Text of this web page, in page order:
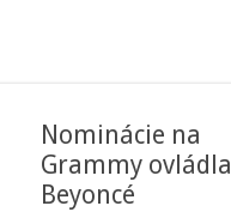
Nominácie na
Grammy ovládla
Beyoncé